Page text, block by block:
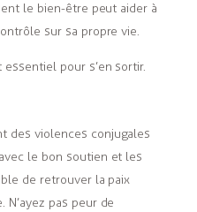
le bien-être peut aider à
sur sa propre vie.
pour s’en sortir.
des violences conjugales
le bon soutien et les
de retrouver la paix
pas peur de